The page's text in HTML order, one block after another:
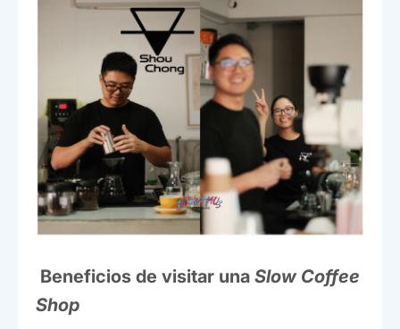
Beneficios de visitar una Slow Coffee
Shop